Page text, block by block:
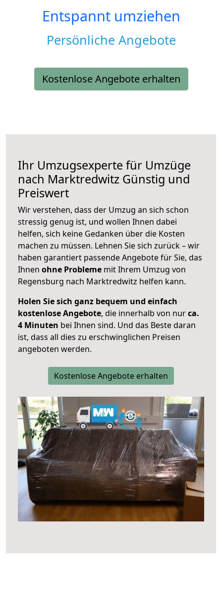
Entspannt umziehen
Persönliche Angebote
Kostenlose Angebote erhalten
Ihr Umzugsexperte für Umzüge
nach Marktredwitz Günstig und
Preiswert
Wir verstehen, dass der Umzug an sich schon
stressig genug ist, und wollen Ihnen dabei
helfen, sich keine Gedanken über die Kosten
machen zu müssen. Lehnen Sie sich zurück – wir
haben garantiert passende Angebote für Sie, das
Ihnen ohne Probleme mit Ihrem Umzug von
Regensburg nach Marktredwitz helfen kann.
Holen Sie sich ganz bequem und einfach
kostenlose Angebote, die innerhalb von nurca.
4 Minuten bei Ihnen sind. Und das Beste daran
ist, dass all dies zu erschwinglichen Preisen
angeboten werden.
Kostenlose Angebote erhalten